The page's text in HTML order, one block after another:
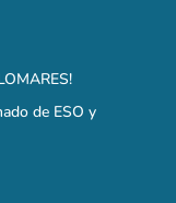
de ESO y